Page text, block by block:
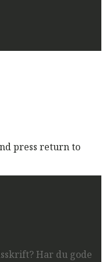
press return to
Har du gode